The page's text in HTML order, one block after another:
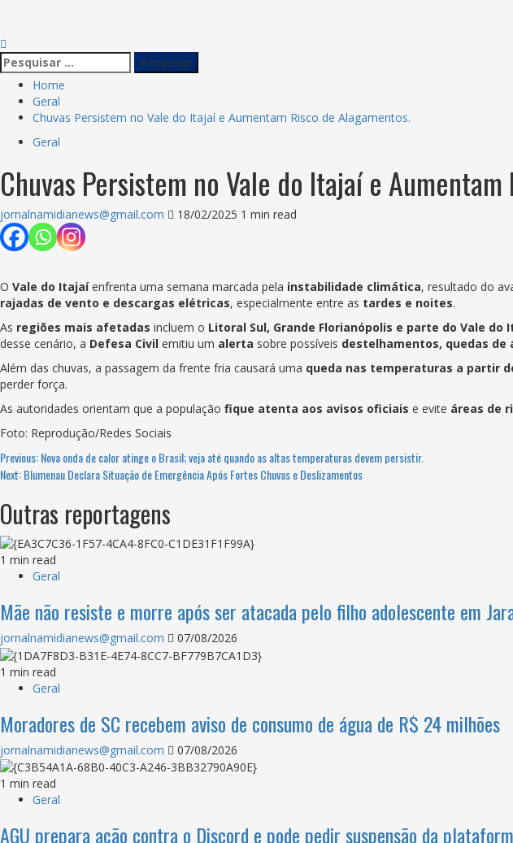
Home
Geral
Chuvas Persistem no Vale do Itajaí e Aumentam Risco de Alagamentos.
Geral
Chuvas Persistem no Vale do Itajaí e
jornalnamidianews@gmail.com 18/02/2025 1 min read
O Vale do Itajaíenfrenta uma semana marcada pela instabilidade climática, resultado do
rajadas de vento e descargas elétricas, especialmente entre as tardes e noites.
As regiões mais afetadas incluem o Litoral Sul, Grande Florianópolis e parte do Vale do
desse cenário, a Defesa Civil emitiu um alerta sobre possíveis destelhamentos, quedas
Além das chuvas, a passagem da frente fria causará uma queda nas temperaturas a partir
perder força.
As autoridades orientam que a população fique atenta aos avisos oficiais e evite áreas de
Foto: Reprodução/Redes Sociais
Previous:Nova onda de calor atinge o Brasil; veja até quando as altas temperaturas devem persistir.
Next:Blumenau Declara Situação de Emergência Após Fortes Chuvas e Deslizamentos
Outras reportagens
1 min read
Geral
Mãe não resiste e morre após ser atacada pelo filho adolescente em
jornalnamidianews@gmail.com 07/08/2026
1 min read
Geral
Moradores de SC recebem aviso de consumo de água de R$ 24 milhões
jornalnamidianews@gmail.com 07/08/2026
1 min read
Geral
AGU prepara ação contra o Discord e pode pedir suspensão da